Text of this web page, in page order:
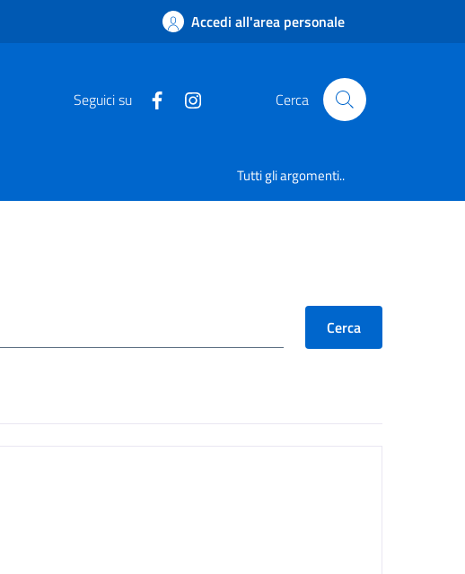
Accedi all'area personale
Seguici su Cerca
Tutti gli argomenti..
Cerca